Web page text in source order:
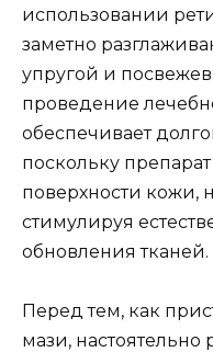
использовании
заметно
упругой и
проведение
обеспечивает
поскольку
поверхности кожи,
стимулируя
обновления тканей.
Перед тем, как
мази, настоятельно